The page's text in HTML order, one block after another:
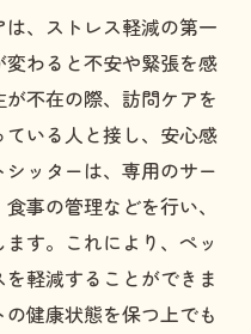
ットのストレス管理
ために：訪問ケアの
、ストレス軽減の第一
わると不安や緊張を感
不在の際、訪問ケアを
いる人と接し、安心感
ッターは、専用のサー
事の管理などを行い、
す。これにより、ペッ
軽減することができま
健康状態を保つ上でも